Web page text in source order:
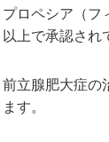
プロペシア（フ
以上で承認され
前立腺肥大症の
ます。